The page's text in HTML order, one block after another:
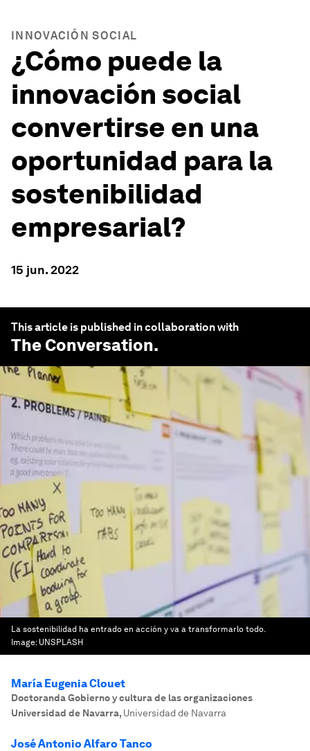
INNOVACIÓN SOCIAL
¿Cómo puede la
innovación social
convertirse en una
oportunidad para la
sostenibilidad
empresarial?
15 jun. 2022
This article is published in collaboration with
The Conversation.
La sostenibilidad ha entrado en acción y va a transformarlo todo.
Image: UNSPLASH
María Eugenia Clouet
Doctoranda Gobierno y cultura de las organizaciones
Universidad de Navarra, Universidad de Navarra
José Antonio Alfaro Tanco